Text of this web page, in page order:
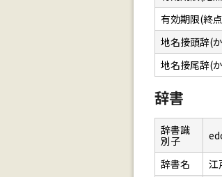
有効期限(終
地名接頭辞(
地名接尾辞(
辞書
辞書識
別子
辞書名 江